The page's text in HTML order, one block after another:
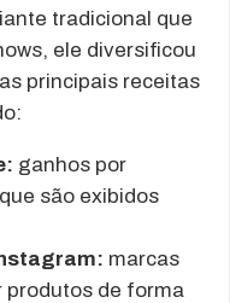
tradicional que
ele diversificou
principais receitas
ganhos por
são exibidos
marcas
produtos de forma